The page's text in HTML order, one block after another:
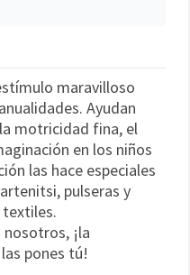
maravilloso
Ayudan
motricidad fina, el
en los niños
las hace especiales
pulseras y
¡la
pones tú!